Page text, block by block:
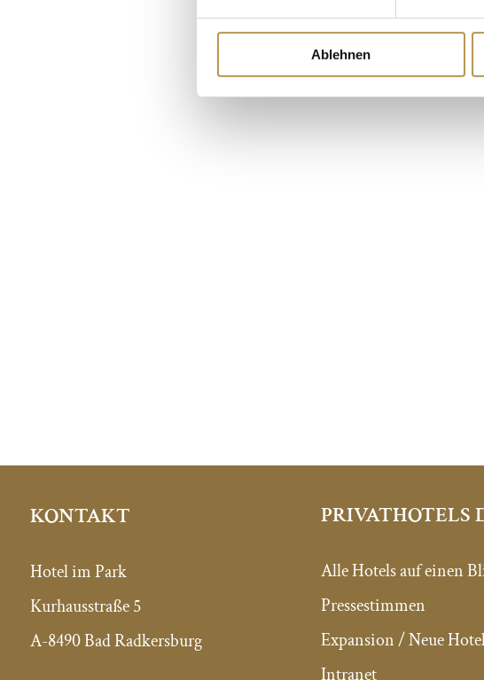
Ablehnen
KONTAKT
Hotel im Park
Kurhausstraße 5
A-8490 Bad Radkersburg
PRIVATHOTELS
Alle Hotels auf einen
Pressestimmen
Expansion / Neue
Intranet